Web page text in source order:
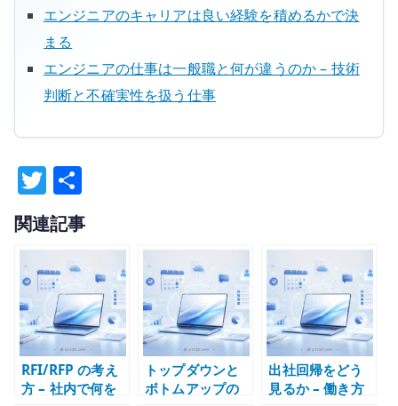
エンジニアのキャリアは良い経験を積めるかで決
まる
エンジニアの仕事は一般職と何が違うのか – 技術
判断と不確実性を扱う仕事
T
w
it
te
r
有
関連記事
RFI/RFP の考え
方 – 社内で何を
トップダウンと
ボトムアップの
出社回帰をどう
見るか – 働き方